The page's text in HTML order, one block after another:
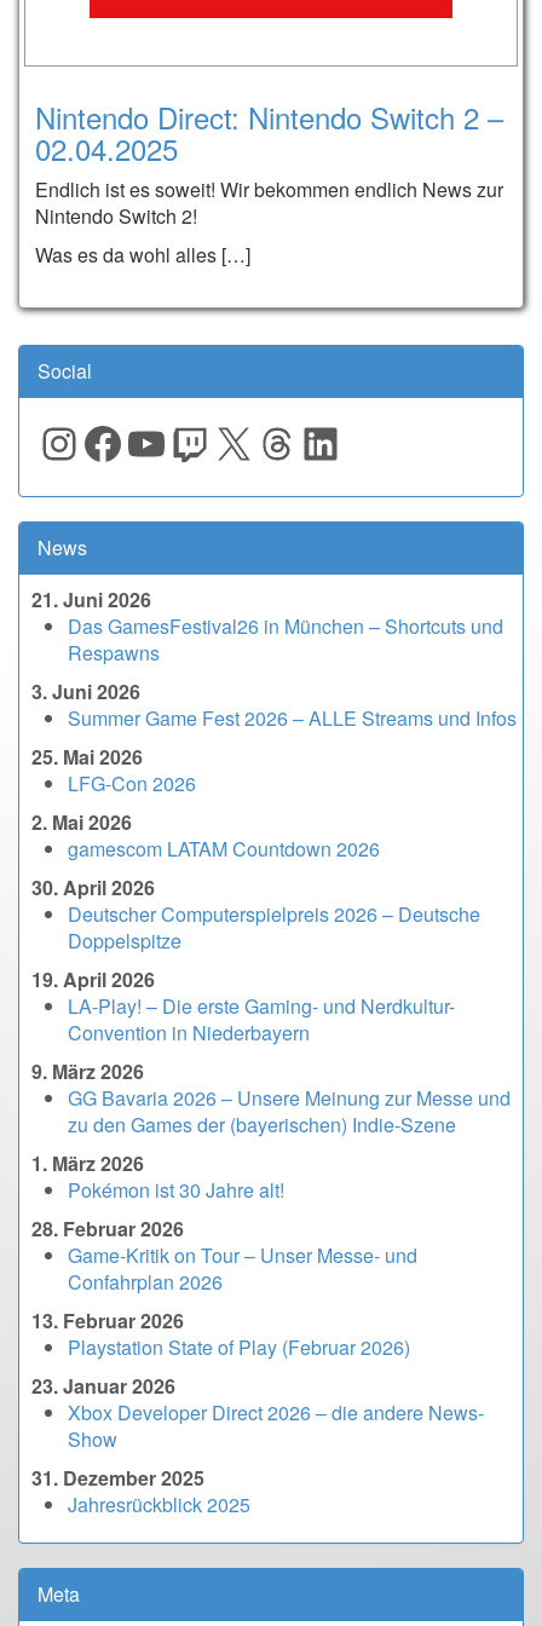
Nintendo Direct: Nintendo Switch 2 –
02.04.2025
Endlich ist es soweit! Wir bekommen endlich News zur
Nintendo Switch 2!
Was es da wohl alles […]
Social
Instagram
Facebook
YouTube
Twitch
X Threads
LinkedIn
News
21. Juni 2026
Das GamesFestival26 in München – Shortcuts und
Respawns
3. Juni 2026
Summer Game Fest 2026 – ALLE Streams und Infos
25. Mai 2026
LFG-Con 2026
2. Mai 2026
gamescom LATAM Countdown 2026
30. April 2026
Deutscher Computerspielpreis 2026 – Deutsche
Doppelspitze
19. April 2026
LA-Play! – Die erste Gaming- und Nerdkultur-
Convention in Niederbayern
9. März 2026
GG Bavaria 2026 – Unsere Meinung zur Messe und
zu den Games der (bayerischen) Indie-Szene
1. März 2026
Pokémon ist 30 Jahre alt!
28. Februar 2026
Game-Kritik on Tour – Unser Messe- und
Confahrplan 2026
13. Februar 2026
Playstation State of Play (Februar 2026)
23. Januar 2026
Xbox Developer Direct 2026 – die andere News-
Show
31. Dezember 2025
Jahresrückblick 2025
Meta